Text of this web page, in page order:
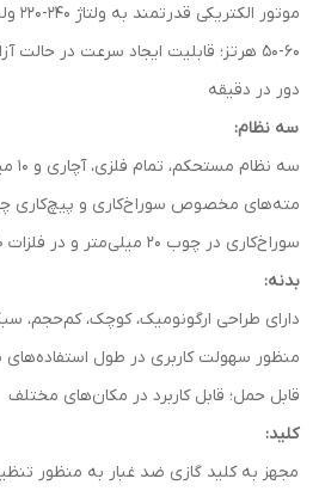
دور در دقیقه
سه نظام:
سه
مته‌های مخصوص سوراخ‌کاری و پیچ‌کاری
سوراخ‌کاری در چوب 20 میلی‌متر و در فلزات 10 میلی‌متر است.
بدنه:
منظور سهولت کاربری در طول
قابل حمل؛ قابل کاربرد در مکان‌های مختلف
کلید:
مجهز به کلید گازی ضد غبار به منظور